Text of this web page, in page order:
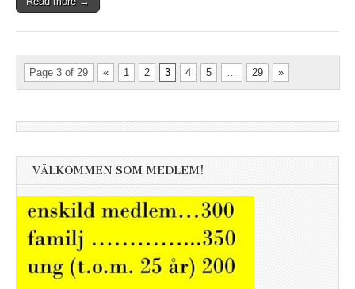
Page 3 of 29 « 1 2 3 4 5 29 »
VÄLKOMMEN SOM MEDLEM!